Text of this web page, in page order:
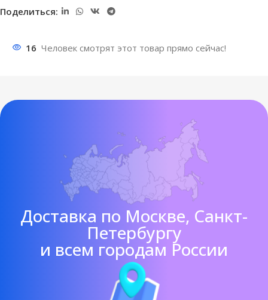
Поделиться:
16 Человек смотрят этот товар прямо сейчас!
Доставка по Москве, Санкт-
Петербургу
и всем городам России